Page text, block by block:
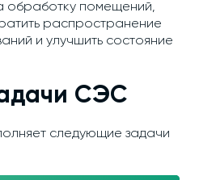
обработку помещений,
распространение
и улучшить состояние
СЭС
следующие задачи